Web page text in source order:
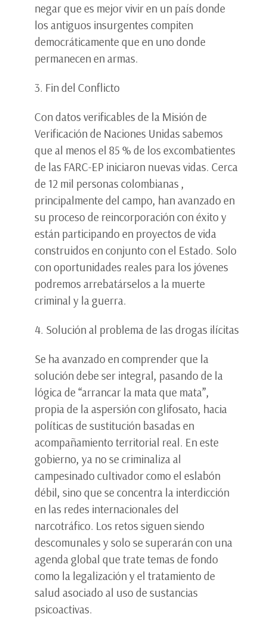
negar que es mejor vivir en un país donde
los antiguos insurgentes compiten
democráticamente que en uno donde
permanecen en armas.
3. Fin del Conflicto
Con datos verificables de la Misión de
Verificación de Naciones Unidas sabemos
que al menos el 85 % de los excombatientes
de las FARC-EP iniciaron nuevas vidas. Cerca
de 12 mil personas colombianas ,
principalmente del campo, han avanzado en
su proceso de reincorporación con éxito y
están participando en proyectos de vida
construidos en conjunto con el Estado. Solo
con oportunidades reales para los jóvenes
podremos arrebatárselos a la muerte
criminal y la guerra.
4. Solución al problema de las drogas ilícitas
Se ha avanzado en comprender que la
solución debe ser integral, pasando de la
lógica de “arrancar la mata que mata”,
propia de la aspersión con glifosato, hacia
políticas de sustitución basadas en
acompañamiento territorial real. En este
gobierno, ya no se criminaliza al
campesinado cultivador como el eslabón
débil, sino que se concentra la interdicción
en las redes internacionales del
narcotráfico. Los retos siguen siendo
descomunales y solo se superarán con una
agenda global que trate temas de fondo
como la legalización y el tratamiento de
salud asociado al uso de sustancias
psicoactivas.